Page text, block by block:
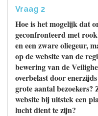
Vraag 2
Hoe is het mogelijk dat
geconfronteerd met
en een zware oliegeur,
op de website van de
bewering van de
overbelast door
grote aantal bezoekers?
website bij uitstek een
lucht dient te zijn?